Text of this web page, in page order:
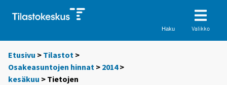
Haku Valikko
Etusivu > Tilastot >
Osakeasuntojen hinnat > 2014>
kesäkuu > Tietojen